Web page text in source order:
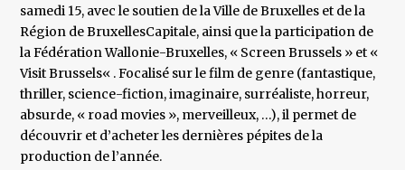
samedi 15, avec le soutien de la Ville de Bruxelles et de la
Région de BruxellesCapitale, ainsi que la participation de
la Fédération Wallonie-Bruxelles, « Screen Brussels » et «
Visit Brussels« . Focalisé sur le film de genre (fantastique,
thriller, science-fiction, imaginaire, surréaliste, horreur,
absurde, « road movies », merveilleux, …), il permet de
découvrir et d’acheter les dernières pépites de la
production de l’année.